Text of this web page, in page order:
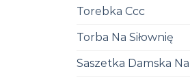
Torebka Ccc
Torba Na Siłownię
Saszetka Damska